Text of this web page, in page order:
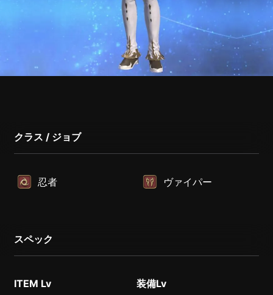
クラス / ジョブ
忍者 ヴァイパー
スペック
ITEM Lv
装備Lv